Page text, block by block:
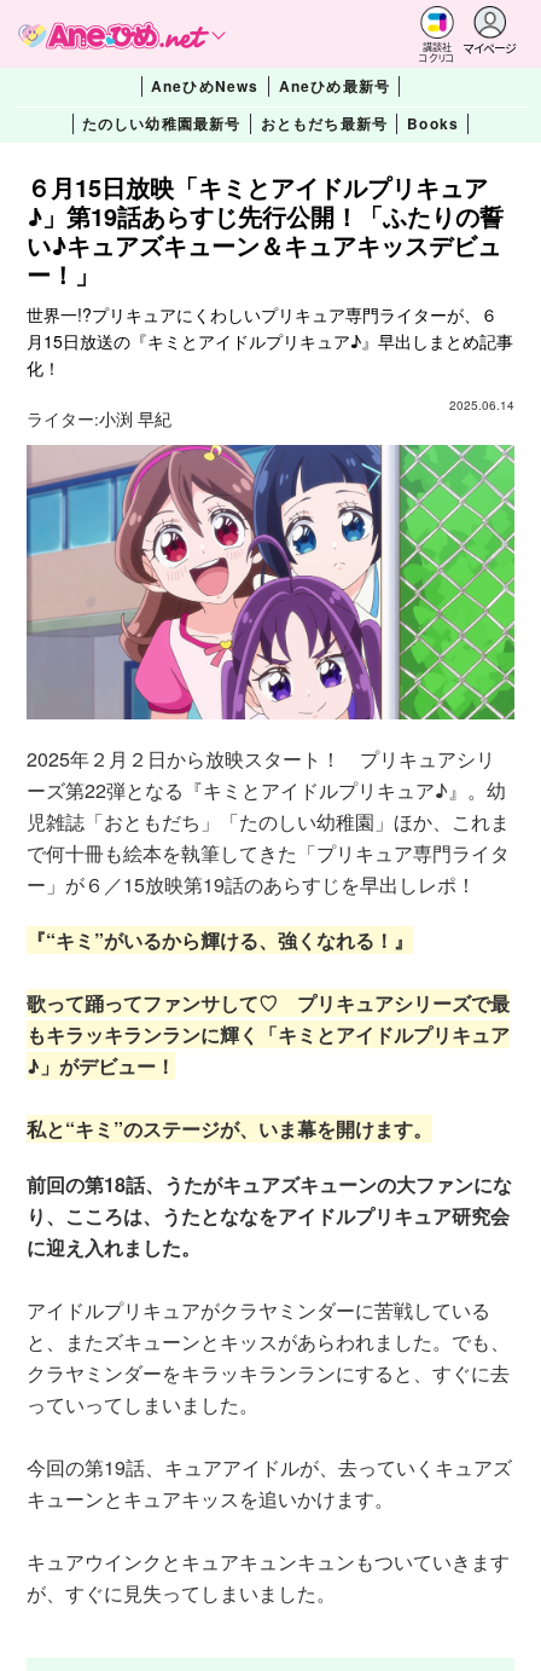
講談社
コクリコ
マイページ
AneひめNews
Aneひめ最新号
たのしい幼稚園最新号
おともだち最新号 Books
６月15日放映「キミとアイドルプリキュア
♪」第19話あらすじ先行公開！「ふたりの誓
い♪キュアズキューン＆キュアキッスデビュ
ー！」
世界一!?プリキュアにくわしいプリキュア専門ライターが、６
月15日放送の『キミとアイドルプリキュア♪』早出しまとめ記事
化！
2025.06.14
ライター:小渕 早紀
2025年２月２日から放映スタート！ プリキュアシリ
ーズ第22弾となる『キミとアイドルプリキュア♪』。幼
児雑誌「おともだち」「たのしい幼稚園」ほか、これま
で何十冊も絵本を執筆してきた「プリキュア専門ライタ
ー」が６／15放映第19話のあらすじを早出しレポ！
『“キミ”がいるから輝ける、強くなれる！』
歌って踊ってファンサして♡ プリキュアシリーズで最
もキラッキランランに輝く「キミとアイドルプリキュア
♪」がデビュー！
私と“キミ”のステージが、いま幕を開けます。
前回の第18話、うたがキュアズキューンの大ファンにな
り、こころは、うたとななをアイドルプリキュア研究会
に迎え入れました。
アイドルプリキュアがクラヤミンダーに苦戦している
と、またズキューンとキッスがあらわれました。でも、
クラヤミンダーをキラッキランランにすると、すぐに去
っていってしまいました。
今回の第19話、キュアアイドルが、去っていくキュアズ
キューンとキュアキッスを追いかけます。
キュアウインクとキュアキュンキュンもついていきます
が、すぐに見失ってしまいました。